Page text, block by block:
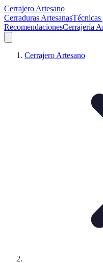
Cerrajero Artesano
Cerraduras ArtesanasTécnicas
RecomendacionesCerrajería
Cerrajero Artesano